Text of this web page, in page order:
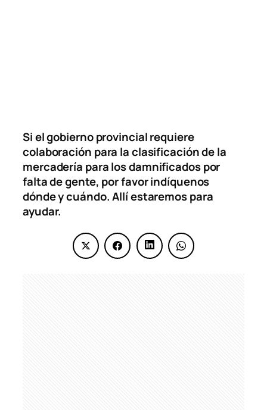
Si el gobierno provincial requiere
colaboración para la clasificación de la
mercadería para los damnificados por
falta de gente, por favor indíquenos
dónde y cuándo. Allí estaremos para
ayudar.